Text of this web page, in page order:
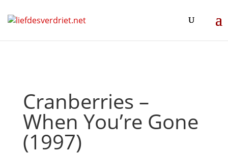
Cranberries –
When You’re Gone
(1997)